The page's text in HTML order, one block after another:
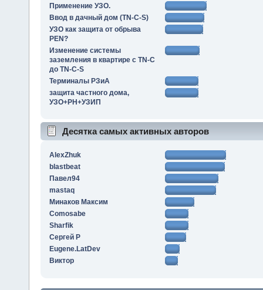
Применение УЗО.
Ввод в дачный дом (TN-C-S)
УЗО как защита от обрыва
PEN?
Изменение системы
заземления в квартире с TN-C
до TN-C-S
Терминалы РЗиА
защита частного дома,
УЗО+РН+УЗИП
Десятка самых активных авторов
AlexZhuk
blastbeat
Павел94
mastaq
Минаков Максим
Comosabe
Sharfik
Сергей Р
Eugene.LatDev
Виктор